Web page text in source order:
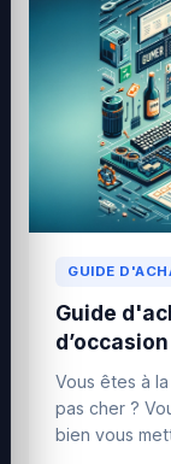
GUIDE
Guide
d’occasion
Vous êtes à
pas cher ?
bien vous